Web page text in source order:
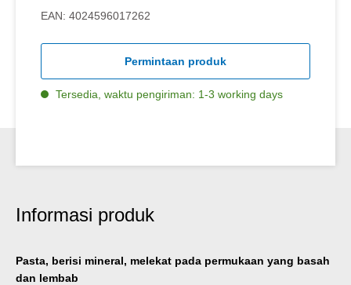
EAN: 4024596017262
Permintaan produk
Tersedia, waktu pengiriman: 1-3 working days
Informasi produk
Pasta, berisi mineral, melekat pada permukaan yang basah
dan lembab